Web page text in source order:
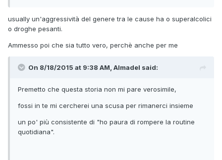
usually un'aggressività del genere tra le cause ha o superalcolici
o droghe pesanti.
Ammesso poi che sia tutto vero, perchè anche per me
On 8/18/2015 at 9:38 AM, Almadel said:
Premetto che questa storia non mi pare verosimile,
fossi in te mi cercherei una scusa per rimanerci insieme
un po' più consistente di "ho paura di rompere la routine
quotidiana".